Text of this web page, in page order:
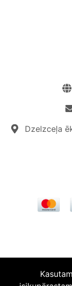
Dzelzceļa